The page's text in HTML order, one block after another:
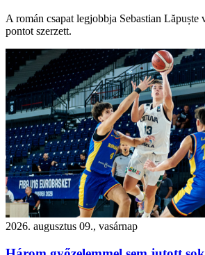
A román csapat legjobbja Sebastian Lăpuște
pontot szerzett.
2026. augusztus 09., vasárnap